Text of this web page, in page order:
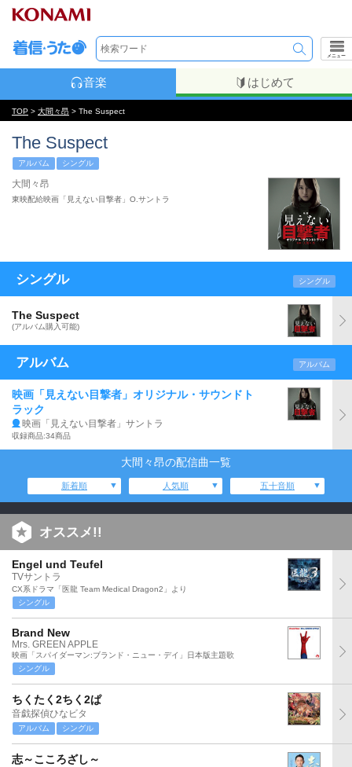
メニュー
音楽 はじめて
TOP > 大間々昂 > The Suspect
The Suspect
アルバム シングル
大間々昂
東映配給映画「見えない目撃者」O.サントラ
シングル シングル
The Suspect
(アルバム購入可能)
アルバム アルバム
映画「見えない目撃者」オリジナル・サウンドト
ラック
映画「見えない目撃者」サントラ
収録商品:34商品
大間々昂の配信曲一覧
新着順 人気順 五十音順
オススメ!!
Engel und Teufel
TVサントラ
CX系ドラマ「医龍 Team Medical Dragon2」より
シングル
Brand New
Mrs. GREEN APPLE
映画「スパイダーマン:ブランド・ニュー・デイ」日本版主題歌
シングル
ちくたく2ちく2ぱ
音戯探偵ひなビタ
アルバム シングル
志～こころざし～